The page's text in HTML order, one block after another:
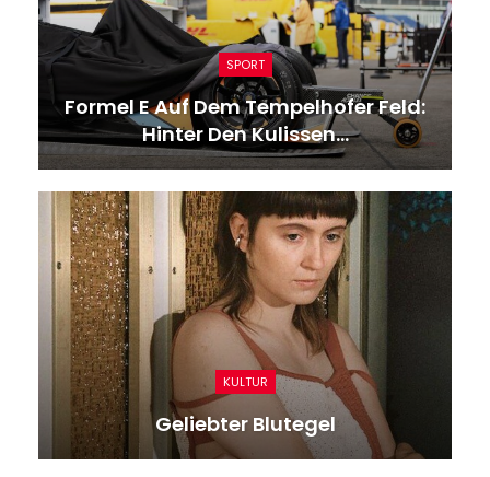
SPORT
Formel E Auf Dem Tempelhofer Feld:
Hinter Den Kulissen…
KULTUR
Geliebter Blutegel